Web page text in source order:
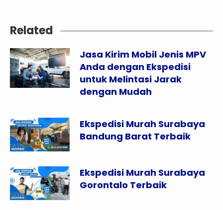
Related
Jasa Kirim Mobil Jenis MPV
Anda dengan Ekspedisi
untuk Melintasi Jarak
dengan Mudah
Ekspedisi Murah Surabaya
Bandung Barat Terbaik
Ekspedisi Murah Surabaya
Gorontalo Terbaik